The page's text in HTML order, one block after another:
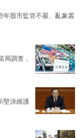
年股市監管不嚴、亂象叢
局調查，
堅決維護